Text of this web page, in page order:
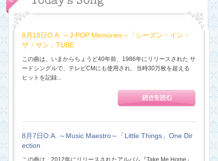
8月10日O.A. ～J-POP Memories～「シーズン・イン・
ザ・サン」TUBE
この曲は、いまからちょうど40年前、1986年にリリースされた サ
ードシングルで、テレビCMにも使用され、当時30万枚を超える
ヒットを記録...
8月7日O.A. ～Music Maestro～「Little Things」One Dir
ection
この曲は、2012年にリリースされたアルバム『Take Me Home』